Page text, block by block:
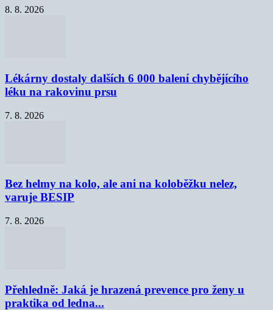
8. 8. 2026
Lékárny dostaly dalších 6 000 balení chybějícího
léku na rakovinu prsu
7. 8. 2026
Bez helmy na kolo, ale ani na koloběžku nelez,
varuje BESIP
7. 8. 2026
Přehledně: Jaká je hrazená prevence pro ženy u
praktika od ledna...